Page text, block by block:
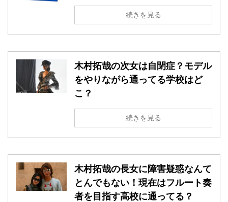
続きを見る
木村拓哉の次女は自閉症？モデル
をやりながら通ってる学校はど
こ？
続きを見る
木村拓哉の長女に障害疑惑なんて
とんでもない！現在はフルート奏
者を目指す高校に通ってる？